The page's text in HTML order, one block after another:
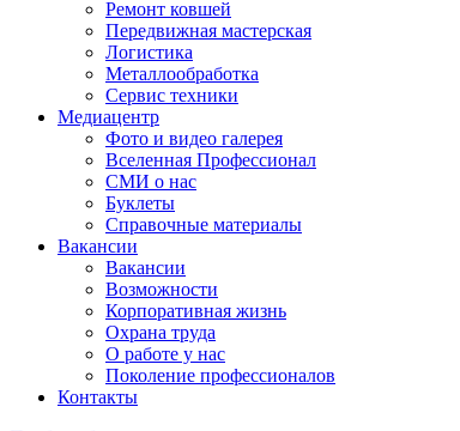
Ремонт ковшей
Передвижная мастерская
Логистика
Металлообработка
Сервис техники
Медиацентр
Фото и видео галерея
Вселенная Профессионал
СМИ о нас
Буклеты
Справочные материалы
Вакансии
Вакансии
Возможности
Корпоративная жизнь
Охрана труда
О работе у нас
Поколение профессионалов
Контакты